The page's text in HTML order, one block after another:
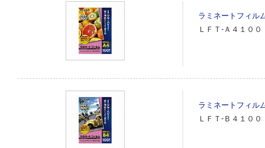
ラミネートフィ
ＬＦＴ‐Ａ４１０
ラミネートフィ
ＬＦＴ‐Ｂ４１０